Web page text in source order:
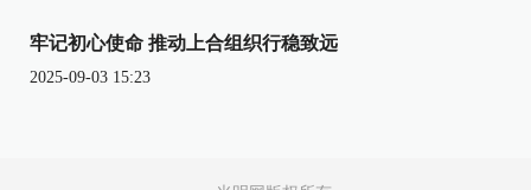
牢记初心使命 推动上合组织行稳致远
2025-09-03 15:23